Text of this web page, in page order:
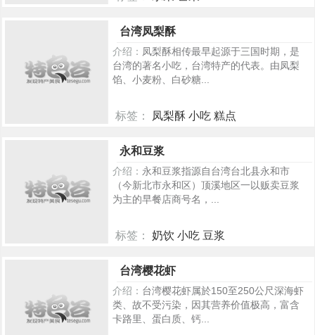
台湾凤梨酥
介绍： 凤梨酥相传最早起源于三国时期，是
台湾的著名小吃，台湾特产的代表。由凤梨
馅、小麦粉、白砂糖...
标签： 凤梨酥 小吃 糕点
永和豆浆
介绍： 永和豆浆指源自台湾台北县永和市
（今新北市永和区）顶溪地区一以贩卖豆浆
为主的早餐店商号名，...
标签： 奶饮 小吃 豆浆
台湾樱花虾
介绍： 台湾樱花虾属於150至250公尺深海虾
类、故不受污染，因其营养价值极高，富含
卡路里、蛋白质、钙...